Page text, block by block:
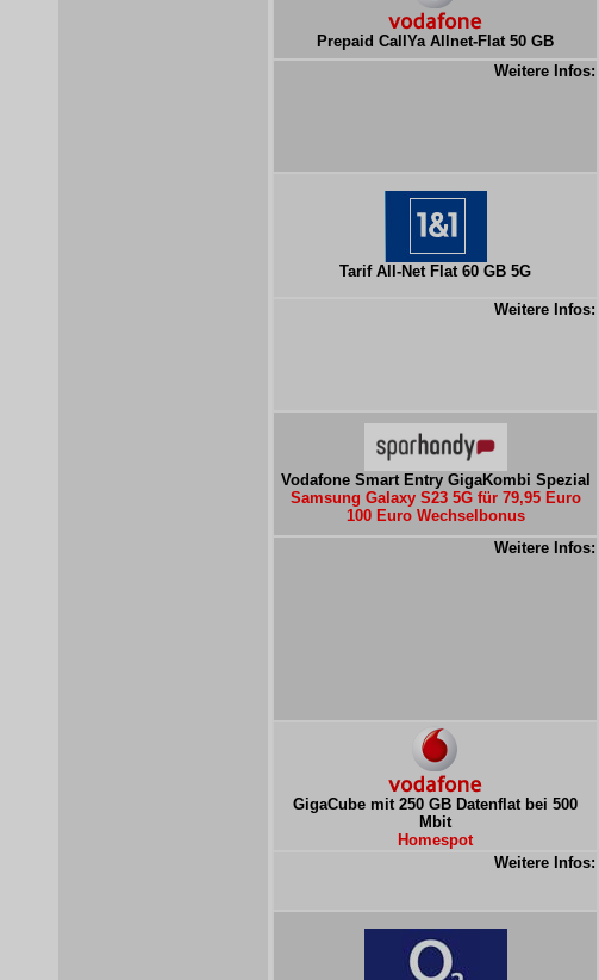
Prepaid CallYa Allnet-Flat 50 GB
Weitere Infos:
Tarif All-Net Flat 60 GB 5G
Weitere Infos:
Vodafone Smart Entry GigaKombi Spezial
Samsung Galaxy S23 5G für 79,95 Euro
100 Euro Wechselbonus
Weitere Infos:
GigaCube mit 250 GB Datenflat bei 500
Mbit
Homespot
Weitere Infos: